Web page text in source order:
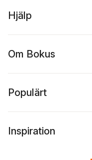
Hjälp
Om Bokus
Populärt
Inspiration